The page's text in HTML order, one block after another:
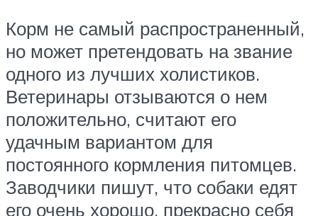
Корм не самый распространенный,
но может претендовать на звание
одного из лучших холистиков.
Ветеринары отзываются о нем
положительно, считают его
удачным вариантом для
постоянного кормления питомцев.
Заводчики пишут, что собаки едят
его очень хорошо, прекрасно себя